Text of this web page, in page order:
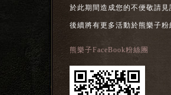
於此期間造成您的不便敬請
後續將有更多活動於熊樂子
熊樂子FaceBook粉絲團